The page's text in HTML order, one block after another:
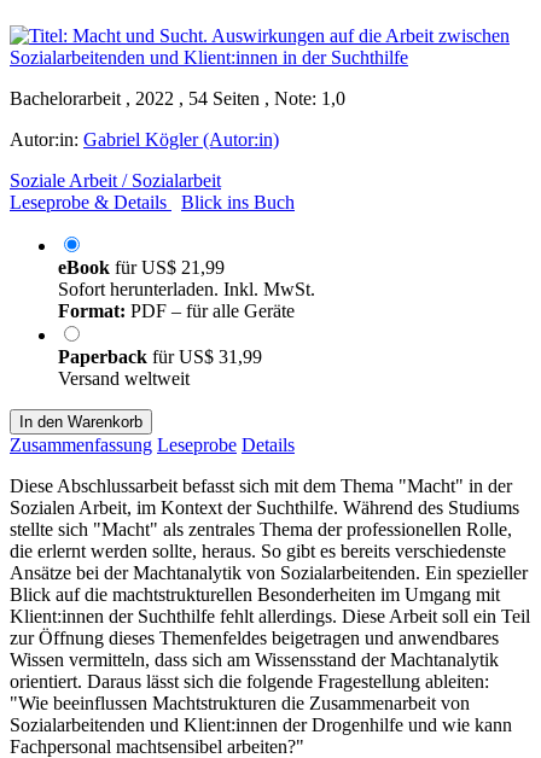
Bachelorarbeit , 2022 , 54 Seiten , Note: 1,0
Autor:in: Gabriel Kögler (Autor:in)
Soziale Arbeit / Sozialarbeit
Leseprobe & Details
Blick ins Buch
eBook fürUS$ 21,99
Sofort herunterladen. Inkl. MwSt.
Format: PDF – für alle Geräte
Paperback fürUS$ 31,99
Versand weltweit
In den Warenkorb
Zusammenfassung Leseprobe Details
Diese Abschlussarbeit befasst sich mit dem Thema "Macht" in der
Sozialen Arbeit, im Kontext der Suchthilfe. Während des Studiums
stellte sich "Macht" als zentrales Thema der professionellen Rolle,
die erlernt werden sollte, heraus. So gibt es bereits verschiedenste
Ansätze bei der Machtanalytik von Sozialarbeitenden. Ein spezieller
Blick auf die machtstrukturellen Besonderheiten im Umgang mit
Klient:innen der Suchthilfe fehlt allerdings. Diese Arbeit soll ein Teil
zur Öffnung dieses Themenfeldes beigetragen und anwendbares
Wissen vermitteln, dass sich am Wissensstand der Machtanalytik
orientiert. Daraus lässt sich die folgende Fragestellung ableiten:
"Wie beeinflussen Machtstrukturen die Zusammenarbeit von
Sozialarbeitenden und Klient:innen der Drogenhilfe und wie kann
Fachpersonal machtsensibel arbeiten?"